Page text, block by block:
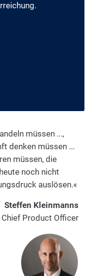
müssen ...,
denken müssen ...
müssen, die
noch nicht
auslösen.«
Steffen Kleinmanns
Chief Product Officer